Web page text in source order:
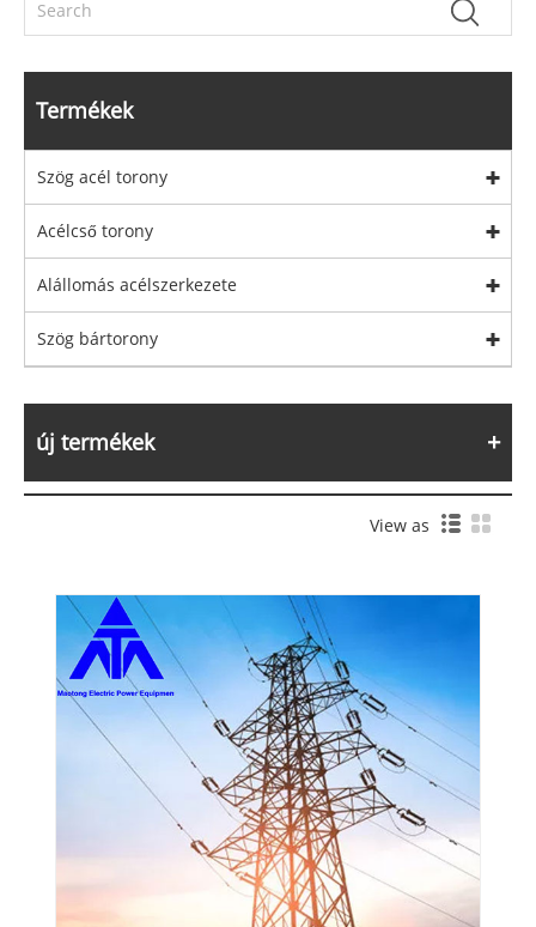
Termékek
Szög acél torony
Acélcső torony
Alállomás acélszerkezete
Szög bártorony
új termékek
View as